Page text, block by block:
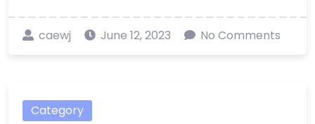
caewj June 12, 2023 No Comments
Category